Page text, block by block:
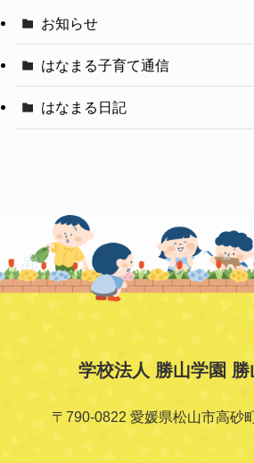
お知らせ
はなまる子育て通信
はなまる日記
学校法人 勝山学園 勝
〒790-0822 愛媛県松山市高砂